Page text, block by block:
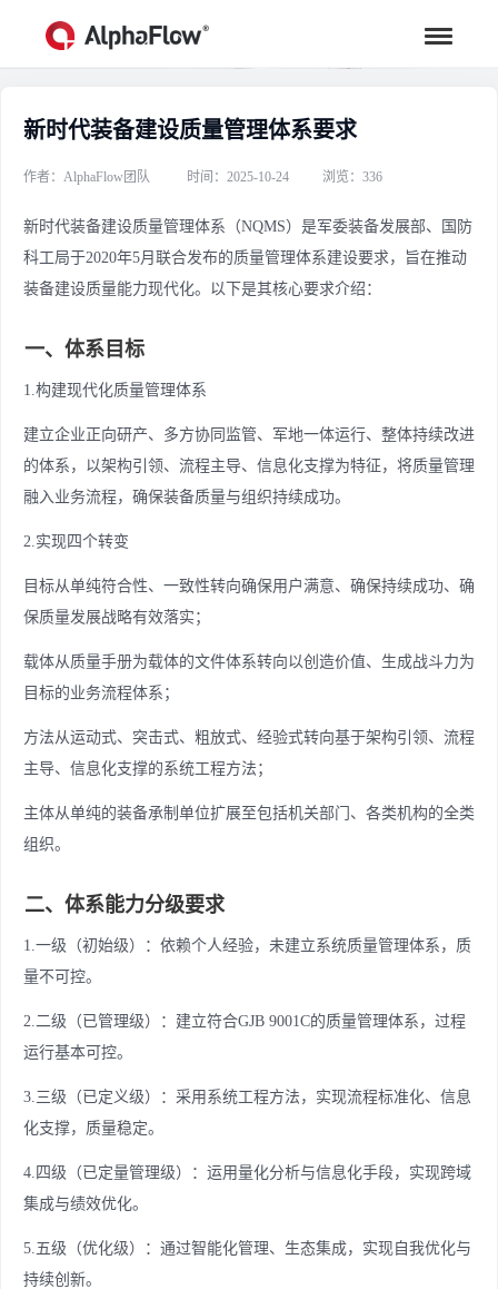
行业资讯
汇聚行业专家观点，助力流程更高效
新时代装备建设质量管理体系要求
作者：AlphaFlow团队 时间：2025-10-24 浏览：336
新时代装备建设质量管理体系（NQMS）是军委装备发展部、国防
科工局于2020年5月联合发布的质量管理体系建设要求，旨在推动
装备建设质量能力现代化。以下是其核心要求介绍：
一、体系目标
1.构建现代化质量管理体系
建立企业正向研产、多方协同监管、军地一体运行、整体持续改进
的体系，以架构引领、流程主导、信息化支撑为特征，将质量管理
融入业务流程，确保装备质量与组织持续成功。
2.实现四个转变
目标从单纯符合性、一致性转向确保用户满意、确保持续成功、确
保质量发展战略有效落实；
载体从质量手册为载体的文件体系转向以创造价值、生成战斗力为
目标的业务流程体系；
方法从运动式、突击式、粗放式、经验式转向基于架构引领、流程
主导、信息化支撑的系统工程方法；
主体从单纯的装备承制单位扩展至包括机关部门、各类机构的全类
组织。
二、体系能力分级要求
1.一级（初始级）：依赖个人经验，未建立系统质量管理体系，质
量不可控。
2.二级（已管理级）：建立符合GJB 9001C的质量管理体系，过程
运行基本可控。
3.三级（已定义级）：采用系统工程方法，实现流程标准化、信息
化支撑，质量稳定。
4.四级（已定量管理级）：运用量化分析与信息化手段，实现跨域
集成与绩效优化。
5.五级（优化级）：通过智能化管理、生态集成，实现自我优化与
持续创新。